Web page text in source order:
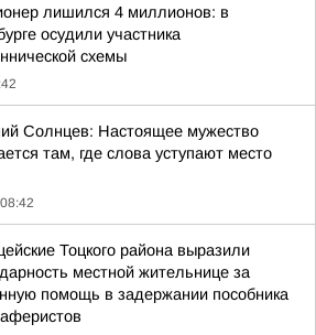
лишился 4 миллионов: в
осудили участника
схемы
Солнцев: Настоящее мужество
там, где слова уступают место
08:42
Тоцкого района выразили
местной жительнице за
помощь в задержании пособника